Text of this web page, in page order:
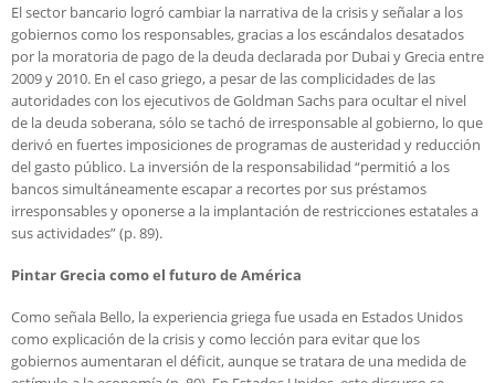
El sector bancario logró cambiar la narrativa de la crisis y señalar a los
gobiernos como los responsables, gracias a los escándalos desatados
por la moratoria de pago de la deuda declarada por Dubai y Grecia entre
2009 y 2010. En el caso griego, a pesar de las complicidades de las
autoridades con los ejecutivos de Goldman Sachs para ocultar el nivel
de la deuda soberana, sólo se tachó de irresponsable al gobierno, lo que
derivó en fuertes imposiciones de programas de austeridad y reducción
del gasto público. La inversión de la responsabilidad “permitió a los
bancos simultáneamente escapar a recortes por sus préstamos
irresponsables y oponerse a la implantación de restricciones estatales a
sus actividades” (p. 89).
Pintar Grecia como el futuro de América
Como señala Bello, la experiencia griega fue usada en Estados Unidos
como explicación de la crisis y como lección para evitar que los
gobiernos aumentaran el déficit, aunque se tratara de una medida de